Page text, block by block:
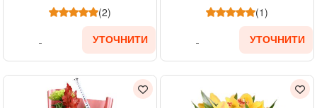
(2)
УТОЧНИТИ
(1)
УТОЧНИТИ